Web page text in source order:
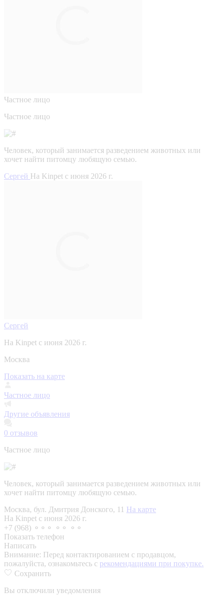
Частное лицо
Частное лицо
Человек, который занимается разведением животных или
хочет найти питомцу любящую семью.
Сергей На Kinpet c июня 2026 г.
Сергей
На Kinpet c июня 2026 г.
Москва
Показать на карте
Частное лицо
Другие объявления
0 отзывов
Частное лицо
Человек, который занимается разведением животных или
хочет найти питомцу любящую семью.
Москва, бул. Дмитрия Донского, 11 На карте
На Kinpet c июня 2026 г.
+7 (968) ⚬⚬⚬ ⚬⚬ ⚬⚬
Показать телефон
Написать
Внимание: Перед контактированием с продавцом,
пожалуйста, ознакомьтесь с рекомендациями при покупке.
Сохранить
Вы отключили уведомления